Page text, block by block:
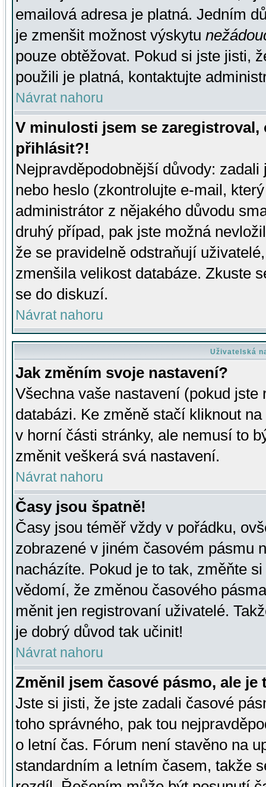
emailová adresa je platná. Jedním
je zmenšit možnost výskytu
pouze obtěžovat. Pokud si jste jisti,
použili je platná, kontaktujte
Návrat nahoru
V minulosti jsem se
přihlásit?!
Nejpravděpodobnější důvody:
nebo heslo (zkontrolujte e-mail,
administrátor z nějakého důvodu
druhý případ, pak jste možná
že se pravidelně odstraňují
zmenšila velikost databáze. Zkuste
se do diskuzí.
Návrat nahoru
Uživatelská
Jak změním svoje nastavení?
Všechna vaše nastavení (pokud
databázi. Ke změně stačí kliknout
v horní části stránky, ale nemusí to
změnit veškerá svá nastavení.
Návrat nahoru
Časy jsou špatně!
Časy jsou téměř vždy v pořádku,
zobrazené v jiném časovém pásmu
nacházíte. Pokud je to tak, změňte
vědomí, že změnou časového
měnit jen registrovaní uživatelé.
je dobrý důvod tak učinit!
Návrat nahoru
Změnil jsem časové pásmo, ale je
Jste si jisti, že jste zadali časové
toho správného, pak tou
o letní čas. Fórum není stavěno na
standardním a letním časem, takže